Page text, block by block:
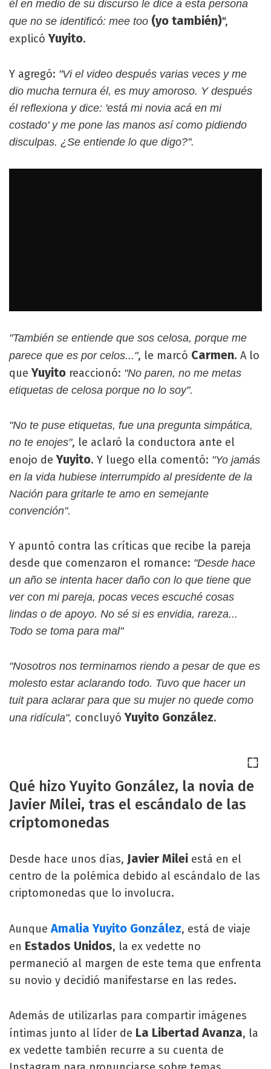
él en medio de su discurso le dice a esta persona
que no se identificó: mee too (yo también)",
explicóYuyito.
Y agregó: "Vi el video después varias veces y me
dio mucha ternura él, es muy amoroso. Y después
él reflexiona y dice: 'está mi novia acá en mi
costado' y me pone las manos así como pidiendo
disculpas. ¿Se entiende lo que digo?".
"También se entiende que sos celosa, porque me
parece que es por celos...", le marcó Carmen. A lo
que Yuyito reaccionó: "No paren, no me metas
etiquetas de celosa porque no lo soy".
"No te puse etiquetas, fue una pregunta simpática,
no te enojes", le aclaró la conductora ante el
enojo deYuyito. Y luego ella comentó: "Yo jamás
en la vida hubiese interrumpido al presidente de la
Nación para gritarle te amo en semejante
convención".
Y apuntó contra las críticas que recibe la pareja
desde que comenzaron el romance: "Desde hace
un año se intenta hacer daño con lo que tiene que
ver con mi pareja, pocas veces escuché cosas
lindas o de apoyo. No sé si es envidia, rareza...
Todo se toma para mal"
"Nosotros nos terminamos riendo a pesar de que es
molesto estar aclarando todo. Tuvo que hacer un
tuit para aclarar para que su mujer no quede como
una ridícula", concluyóYuyito González.
Qué hizo Yuyito González, la novia de
Javier Milei, tras el escándalo de las
criptomonedas
Desde hace unos días, Javier Milei está en el
centro de la polémica debido al escándalo de las
criptomonedas que lo involucra.
AunqueAmalia Yuyito González, está de viaje
en Estados Unidos, la ex vedette no
permaneció al margen de este tema que enfrenta
su novio y decidió manifestarse en las redes.
Además de utilizarlas para compartir imágenes
íntimas junto al líder de La Libertad Avanza, la
ex vedette también recurre a su cuenta de